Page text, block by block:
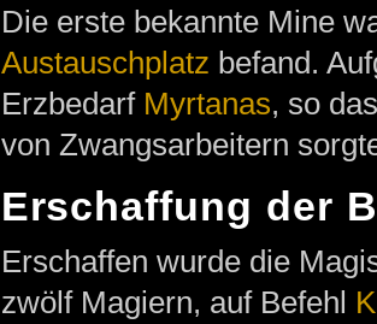
Die erste bekannte Mine
Austauschplatz befand.
Erzbedarf Myrtanas, so
von Zwangsarbeitern
Erschaffung der
Erschaffen wurde die
zwölf Magiern, auf Befehl